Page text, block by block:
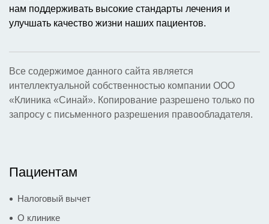
нам поддерживать высокие стандарты лечения и
улучшать качество жизни наших пациентов.
Все содержимое данного сайта является
интеллектуальной собственностью компании ООО
«Клиника «Синай». Копирование разрешено только по
запросу с письменного разрешения правообладателя.
Пациентам
Налоговый вычет
О клинике